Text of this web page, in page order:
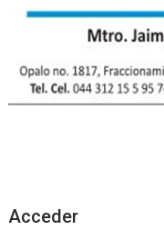
Acceder